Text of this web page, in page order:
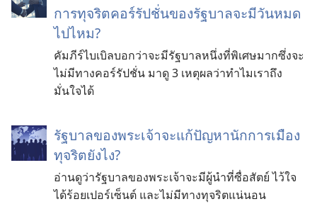
การทุจริตคอร์รัปชั่นของรัฐบาลจะมีวันหมด
ไปไหม?
คัมภีร์ไบเบิลบอกว่าจะมีรัฐบาลหนึ่งที่พิเศษมากซึ่งจะ
ไม่มีทางคอร์รัปชั่น มาดู 3 เหตุผลว่าทำไมเราถึง
มั่นใจได้
รัฐบาล​ของ​พระเจ้า​จะ​แก้​ปัญหา​นัก​การ​เมือง​
ทุจริต​ยังไง?
อ่าน​ดู​ว่า​รัฐบาล​ของ​พระเจ้า​จะ​มี​ผู้​นำ​ที่​ซื่อสัตย์ ไว้​ใจ​
ได้​ร้อย​เปอร์เซ็นต์ และ​ไม่​มี​ทาง​ทุจริต​แน่นอน